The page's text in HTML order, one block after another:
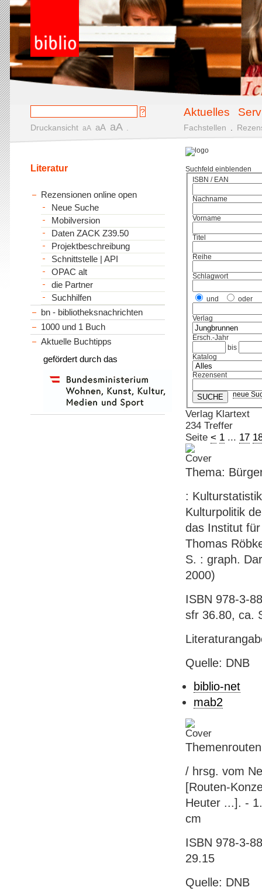
Aktuelles
Druckansicht aA aA aA Fachstellen
Suchfeld einblenden
ISBN / EAN
Nachname
Vorname
Titel
Reihe
Schlagwort
und oder
Verlag
Ersch.-Jahr
bis
Katalog
Rezensent
neue
Verlag Klartext
234 Treffer
Seite < 1... 17
Thema:
:
Kulturpolitik
das Institut
Thomas
S. : graph.
2000)
ISBN 978-3-
sfr 36.80, ca.
Quelle: DNB
biblio-net
mab2
/ hrsg. vom
[Routen-
Heuter ...]. -
cm
ISBN 978-3-
29.15
Quelle: DNB
Literatur
Rezensionen online open
Neue Suche
Mobilversion
Daten ZACK Z39.50
Projektbeschreibung
Schnittstelle | API
OPAC alt
die Partner
Suchhilfen
bn - bibliotheksnachrichten
1000 und 1 Buch
Aktuelle Buchtipps
gefördert durch das